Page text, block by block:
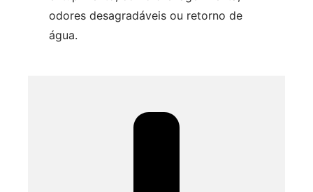
odores desagradáveis ou retorno de
água.